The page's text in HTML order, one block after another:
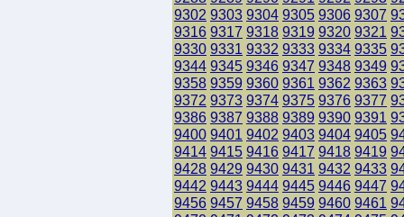
9302 9303 9304 9305 9306 9307
9316 9317 9318 9319 9320 9321
9330 9331 9332 9333 9334 9335
9344 9345 9346 9347 9348 9349
9358 9359 9360 9361 9362 9363
9372 9373 9374 9375 9376 9377
9386 9387 9388 9389 9390 9391
9400 9401 9402 9403 9404 9405
9414 9415 9416 9417 9418 9419
9428 9429 9430 9431 9432 9433
9442 9443 9444 9445 9446 9447
9456 9457 9458 9459 9460 9461